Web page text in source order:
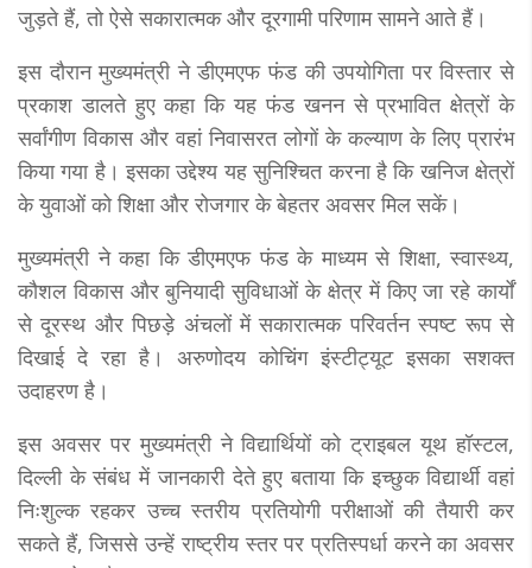
जुड़ते हैं, तो ऐसे सकारात्मक और दूरगामी परिणाम सामने आते हैं।
इस दौरान मुख्यमंत्री ने डीएमएफ फंड की उपयोगिता पर विस्तार से
प्रकाश डालते हुए कहा कि यह फंड खनन से प्रभावित क्षेत्रों के
सर्वांगीण विकास और वहां निवासरत लोगों के कल्याण के लिए प्रारंभ
किया गया है। इसका उद्देश्य यह सुनिश्चित करना है कि खनिज क्षेत्रों
के युवाओं को शिक्षा और रोजगार के बेहतर अवसर मिल सकें।
मुख्यमंत्री ने कहा कि डीएमएफ फंड के माध्यम से शिक्षा, स्वास्थ्य,
कौशल विकास और बुनियादी सुविधाओं के क्षेत्र में किए जा रहे कार्यों
से दूरस्थ और पिछड़े अंचलों में सकारात्मक परिवर्तन स्पष्ट रूप से
दिखाई दे रहा है। अरुणोदय कोचिंग इंस्टीट्यूट इसका सशक्त
उदाहरण है।
इस अवसर पर मुख्यमंत्री ने विद्यार्थियों को ट्राइबल यूथ हॉस्टल,
दिल्ली के संबंध में जानकारी देते हुए बताया कि इच्छुक विद्यार्थी वहां
निःशुल्क रहकर उच्च स्तरीय प्रतियोगी परीक्षाओं की तैयारी कर
सकते हैं, जिससे उन्हें राष्ट्रीय स्तर पर प्रतिस्पर्धा करने का अवसर